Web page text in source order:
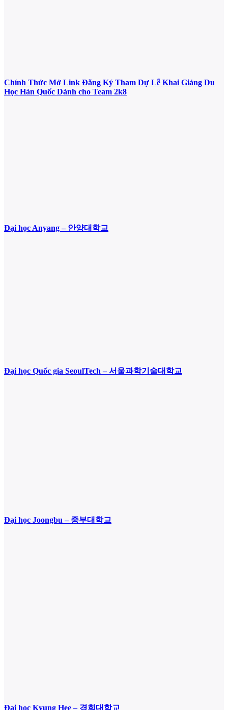
Chính Thức Mở Link Đăng Ký Tham Dự Lễ Khai Giảng Du
Học Hàn Quốc Dành cho Team 2k8
Đại học Anyang – 안양대학교
Đại học Quốc gia SeoulTech – 서울과학기술대학교
Đại học Joongbu – 중부대학교
Đại học Kyung Hee – 경희대학교